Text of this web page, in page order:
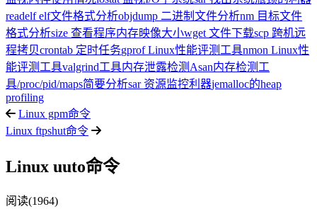
readelf elf文件格式分析objdump 二进制文件分析nm 目标文件
格式分析size 查看程序内存映像大小wget 文件下载scp 跨机远
程拷贝crontab 定时任务gprof Linux性能评测工具nmon Linux性
能评测工具valgrind工具内存泄露检测 Asan内存检测工
具/proc/pid/maps简要分析sar 资源监控利器jemalloc的heap
profiling
Linux gpm命令
Linux ftpshut命令
Linux uuto命令
阅读(1964)